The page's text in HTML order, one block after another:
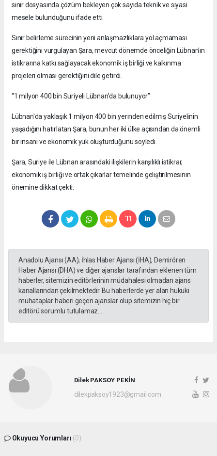
sınır dosyasında çözüm bekleyen çok sayıda teknik ve siyasi
mesele bulunduğunu ifade etti.
Sınır belirleme sürecinin yeni anlaşmazlıklara yol açmaması
gerektiğini vurgulayan Şara, mevcut dönemde önceliğin Lübnan'ın
istikrarına katkı sağlayacak ekonomik iş birliği ve kalkınma
projeleri olması gerektiğini dile getirdi.
“1 milyon 400 bin Suriyeli Lübnan'da bulunuyor”
Lübnan'da yaklaşık 1 milyon 400 bin yerinden edilmiş Suriyelinin
yaşadığını hatırlatan Şara, bunun her iki ülke açısından da önemli
bir insani ve ekonomik yük oluşturduğunu söyledi.
Şara, Suriye ile Lübnan arasındaki ilişkilerin karşılıklı istikrar,
ekonomik iş birliği ve ortak çıkarlar temelinde geliştirilmesinin
önemine dikkat çekti.
Anadolu Ajansı (AA), İhlas Haber Ajansı (İHA), Demirören
Haber Ajansı (DHA) ve diğer ajanslar tarafından eklenen tüm
haberler, sitemizin editörlerinin müdahalesi olmadan ajans
kanallarından çekilmektedir. Bu haberlerde yer alan hukuki
muhataplar haberi geçen ajanslar olup sitemizin hiç bir
editörü sorumlu tutulamaz...
Dilek PAKSOY PEKİN
dilekpaksoy1923@gmail.com
Okuyucu Yorumları (0)